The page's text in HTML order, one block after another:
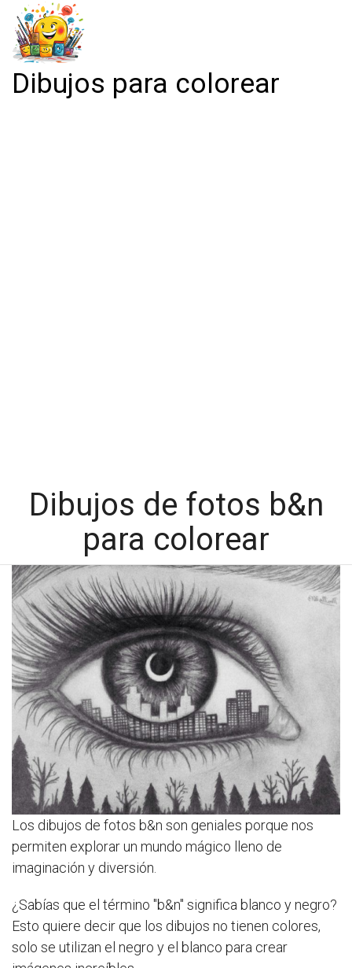
Dibujos para colorear
Dibujos de fotos b&n
para colorear
Los dibujos de fotos b&n son geniales porque nos
permiten explorar un mundo mágico lleno de
imaginación y diversión.
¿Sabías que el término "b&n" significa blanco y negro?
Esto quiere decir que los dibujos no tienen colores,
solo se utilizan el negro y el blanco para crear